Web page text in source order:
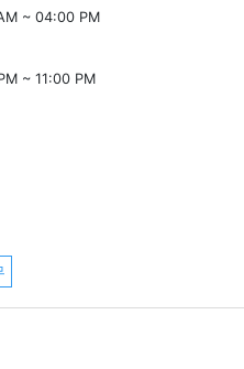
~ 04:00 PM
~ 11:00 PM